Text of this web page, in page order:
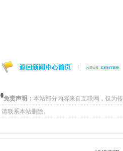
0免责声明： 本站部分内容来自互联网，仅为
请联系本站删除。